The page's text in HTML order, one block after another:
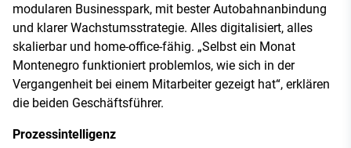
modularen Businesspark, mit bester Autobahnanbindung
und klarer Wachstumsstrategie. Alles digitalisiert, alles
skalierbar und home-office-fähig. „Selbst ein Monat
Montenegro funktioniert problemlos, wie sich in der
Vergangenheit bei einem Mitarbeiter gezeigt hat“, erklären
die beiden Geschäftsführer.
Prozessintelligenz